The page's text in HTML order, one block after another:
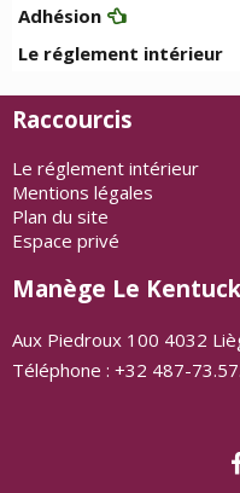
Adhésion
Le réglement intérieur
Raccourcis
Le réglement intérieur
Mentions légales
Plan du site
Espace privé
Manège Le
Aux Piedroux 100 4032
Téléphone : +32 487-